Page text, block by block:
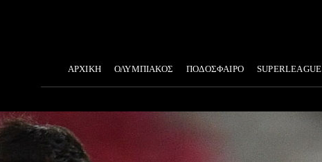
ΑΡΧΙΚΗ ΟΛΥΜΠΙΑΚΟΣ ΠΟΔΟΣΦΑΙΡΟ SUPERLEAGUE